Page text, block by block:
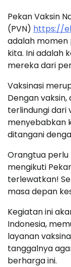
Pekan Vaksin
(PVN) https://
adalah
kita. Ini adalah
mereka dari
Vaksinasi
Dengan
terlindungi dari
menyebabkan
ditangani
Orangtua
mengikuti
terlewatkan!
masa depan
Kegiatan ini
Indonesia,
layanan
tanggalnya
berharga ini.